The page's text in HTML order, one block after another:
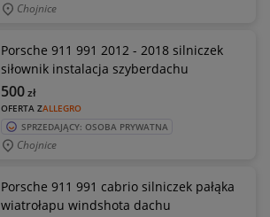
Chojnice
Porsche 911 991 2012 - 2018 silniczek
siłownik instalacja szyberdachu
OFERTA ZALLEGRO
500zł
SPRZEDAJĄCY: OSOBA PRYWATNA
Chojnice
Porsche 911 991 cabrio silniczek pałąka
wiatrołapu windshota dachu